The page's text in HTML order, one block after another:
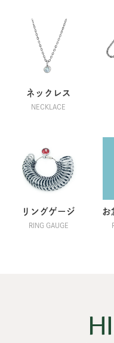
ネックレス
NECKLACE
リングゲージ
RING GAUGE
お